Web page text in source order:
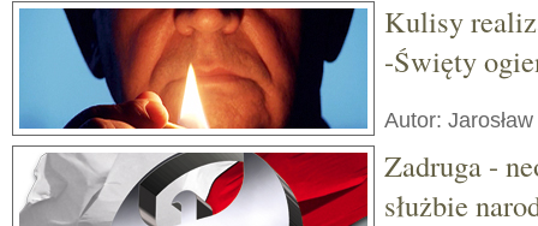
Kulisy
-Święty
Autor:
Zadruga -
służbie